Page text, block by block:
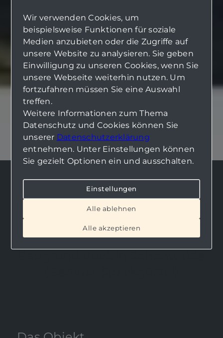
Grundstück zu kaufen in
Schönwalde-Glien
Großzügig und bauträgerfrei:
Idyllisch gelegenes
Wir verwenden Cookies, um
beispielsweise Funktionen für soziale
Medien anzubieten oder die Zugriffe auf
unsere Website zu analysieren. Sie geben
Einwilligung zu unseren Cookies, wenn Sie
unsere Webseite weiterhin nutzen. Um
fortzufahren müssen Sie eine Auswahl
treffen.
Weitere Informationen zum Thema
Datenschutz und Cookies können Sie
unserer Datenschutzerklärung
entnehmen. Unter Einstellungen können
Sie gezielt Optionen ein und ausschalten.
Einstellungen
Alle ablehnen
Alle akzeptieren